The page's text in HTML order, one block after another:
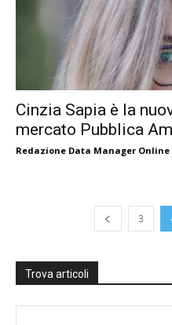
Cinzia Sapia è la
mercato Pubblica
Redazione Data Manager Online
3
Trova articoli